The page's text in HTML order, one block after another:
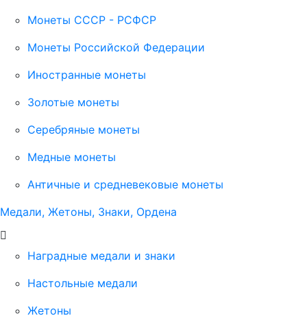
Монеты СССР - РСФСР
Монеты Российской Федерации
Иностранные монеты
Золотые монеты
Серебряные монеты
Медные монеты
Античные и средневековые монеты
Медали, Жетоны, Знаки, Ордена
Наградные медали и знаки
Настольные медали
Жетоны